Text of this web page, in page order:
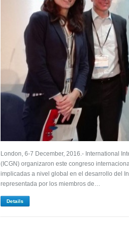
London, 6-7 December, 2016.- International
(ICGN) organizaron este congreso
implicadas a nivel global en el desarrollo del
representada por los miembros de…
Details